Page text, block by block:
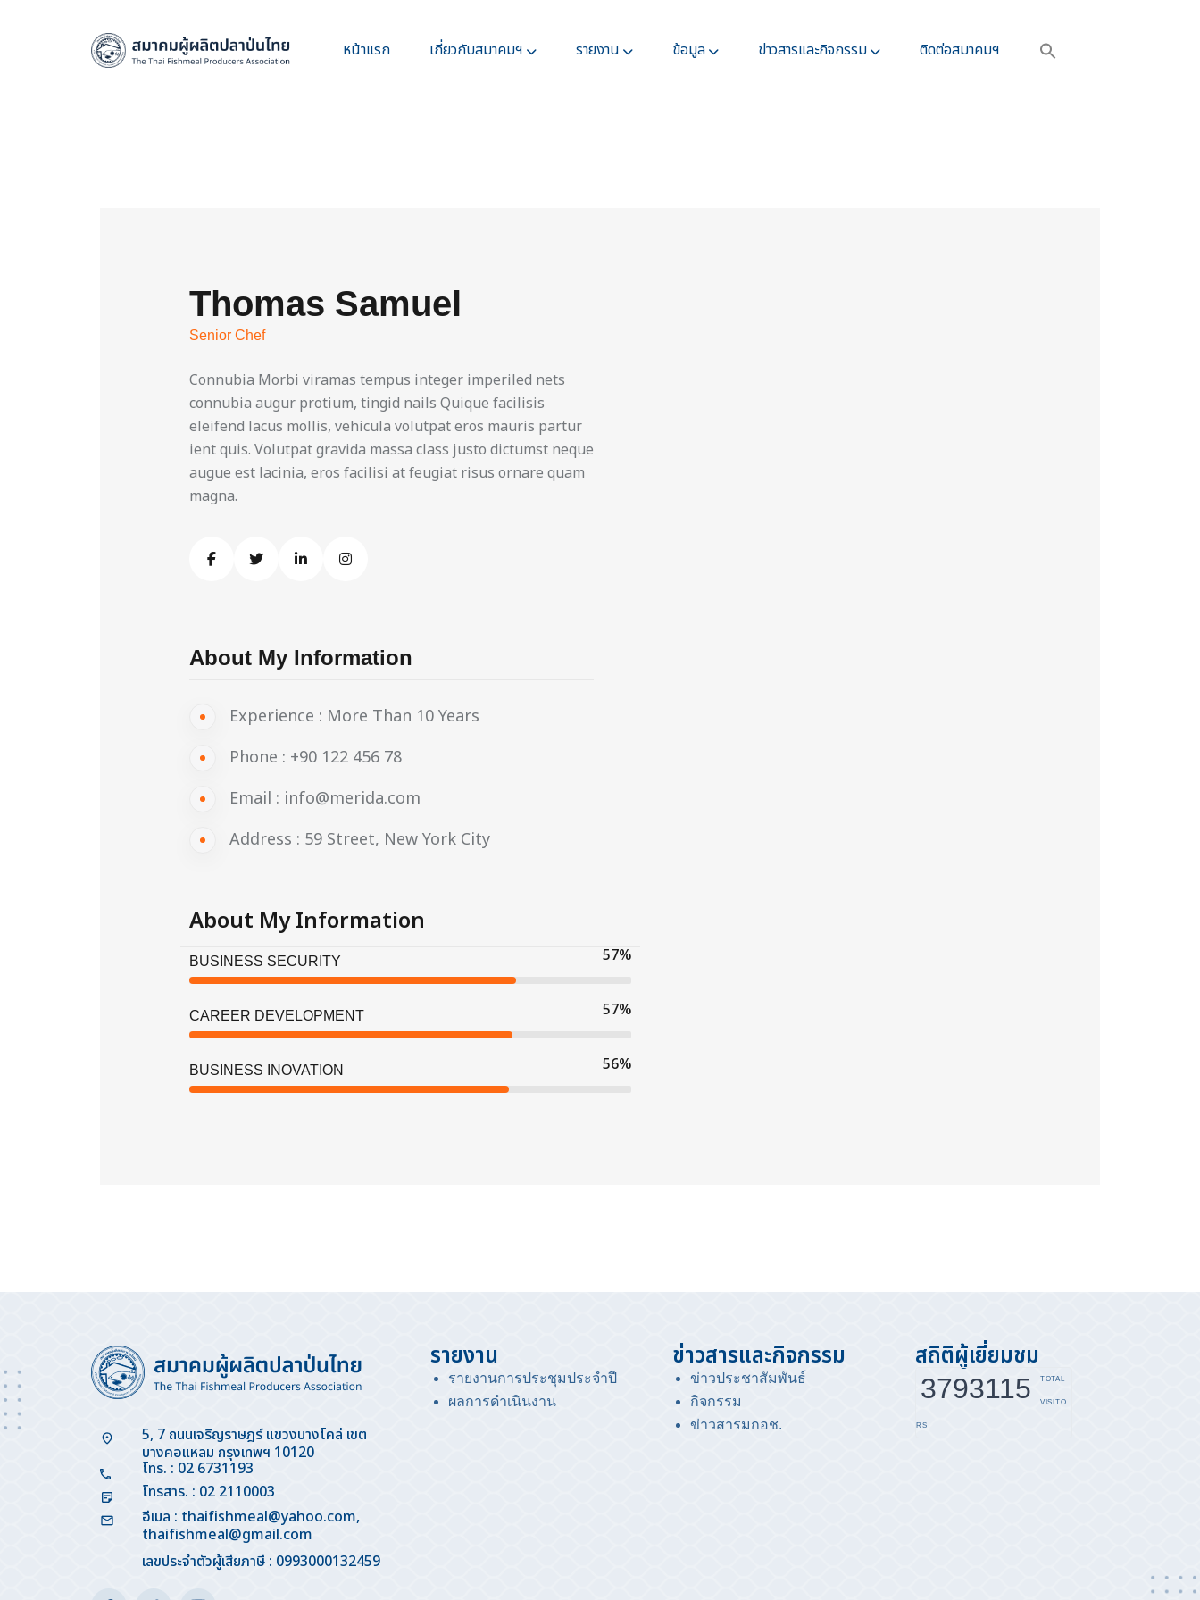
หน้าแรก เกี่ยวกับสมาคมฯ รายงาน ข้อมูล ข่าวสารและกิจกรรม​ ติดต่อสมาคมฯ
Thomas Samuel
Senior Chef
Connubia Morbi viramas tempus integer imperiled nets
connubia augur protium, tingid nails Quique facilisis
eleifend lacus mollis, vehicula volutpat eros mauris partur
ient quis. Volutpat gravida massa class justo dictumst neque
augue est lacinia, eros facilisi at feugiat risus ornare quam
magna.
About My Information
Experience : More Than 10 Years
Phone : +90 122 456 78
Email : info@merida.com
Address : 59 Street, New York City
About My Information
BUSINESS SECURITY 68%
CAREER DEVELOPMENT 68%
BUSINESS INOVATION 67%
5, 7 ถนนเจริญราษฎร์ แขวงบางโคล่ เขต
บางคอแหลม กรุงเทพฯ 10120
โทร. : 02 6731193
โทรสาร. : 02 2110003
อีเมล : thaifishmeal@yahoo.com,
thaifishmeal@gmail.com
เลขประจำตัวผู้เสียภาษี : 0993000132459
รายงาน
รายงานการประชุมประจำปี
ผลการดำเนินงาน
ข่าวสารและกิจกรรม
ข่าวประชาสัมพันธ์
กิจกรรม
ข่าวสารมกอช.
สถิติผู้เยี่ยมชม
3793115
TOTAL
VISITO
RS